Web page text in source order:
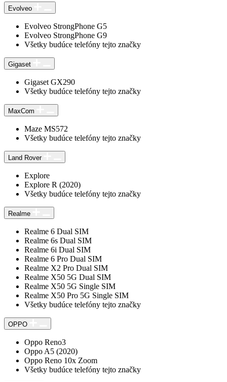
Evolveo
Evolveo StrongPhone G5
Evolveo StrongPhone G9
Všetky budúce telefóny tejto značky
Gigaset
Gigaset GX290
Všetky budúce telefóny tejto značky
MaxCom
Maze MS572
Všetky budúce telefóny tejto značky
Land Rover
Explore
Explore R (2020)
Všetky budúce telefóny tejto značky
Realme
Realme 6 Dual SIM
Realme 6s Dual SIM
Realme 6i Dual SIM
Realme 6 Pro Dual SIM
Realme X2 Pro Dual SIM
Realme X50 5G Dual SIM
Realme X50 5G Single SIM
Realme X50 Pro 5G Single SIM
Všetky budúce telefóny tejto značky
OPPO
Oppo Reno3
Oppo A5 (2020)
Oppo Reno 10x Zoom
Všetky budúce telefóny tejto značky